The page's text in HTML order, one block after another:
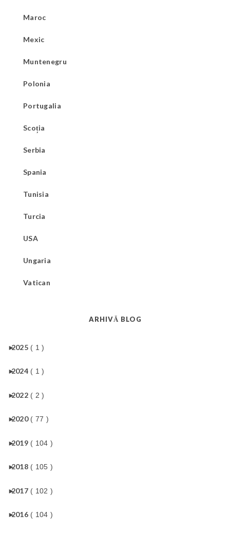
Maroc
Mexic
Muntenegru
Polonia
Portugalia
Scoția
Serbia
Spania
Tunisia
Turcia
USA
Ungaria
Vatican
ARHIVĂ BLOG
►
2025 ( 1 )
►
2024 ( 1 )
►
2022 ( 2 )
►
2020 ( 77 )
►
2019 ( 104 )
►
2018 ( 105 )
►
2017 ( 102 )
►
2016 ( 104 )